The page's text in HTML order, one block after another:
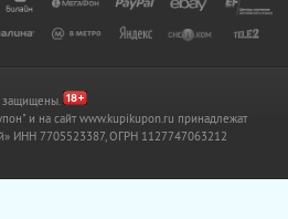
и на сайт www.kupikupon.ru принадлежат
ИНН 7705523387, ОГРН 1127747063212